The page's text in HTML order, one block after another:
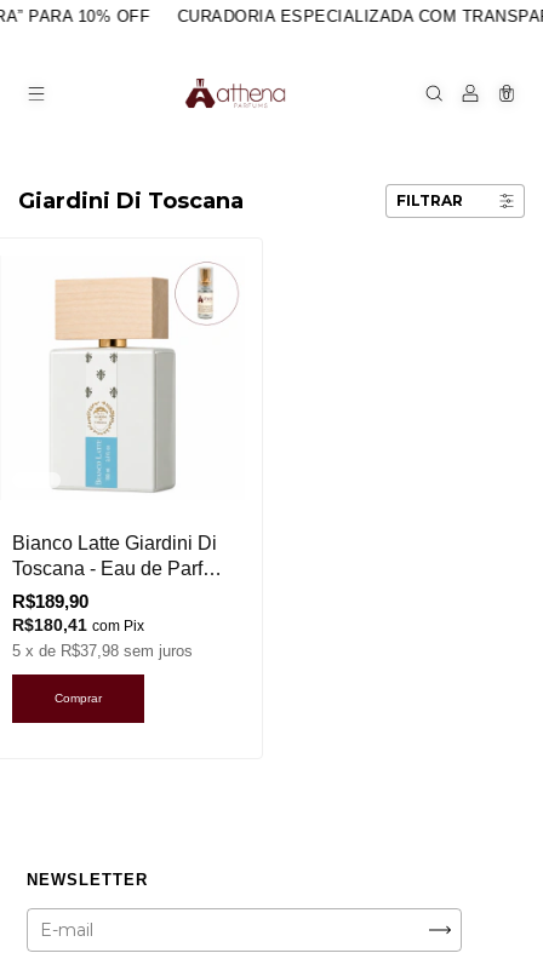
PARA 10% OFF CURADORIA ESPECIALIZADA COM
0
Giardini Di Toscana FILTRAR
Bianco Latte Giardini Di
Toscana - Eau de Parfum
(Decant)
R$189,90
R$180,41 com Pix
5 x de R$37,98 sem juros
Comprar
NEWSLETTER